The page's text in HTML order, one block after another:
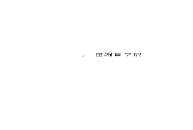
投< 馬渕晃子展